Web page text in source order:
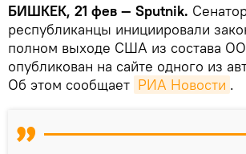
БИШКЕК, 21 фев — Sputnik.
республиканцы инициировали
полном выходе США из состава
опубликован на сайте одного из
Об этом сообщает РИА Новости .